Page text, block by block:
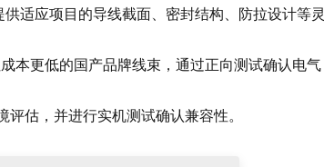
适应项目的导线截面、密封结构、防拉设计等灵
本更低的国产品牌线束，通过正向测试确认电气
估，并进行实机测试确认兼容性。